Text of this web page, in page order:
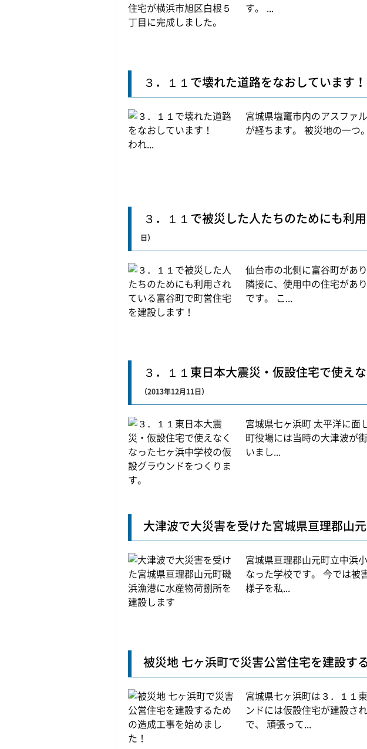
す。 ...
３．１１で壊れた道路をなおしています！
宮城県塩竃市内のアスファ
が経ちます。 被災地の一つ
われ...
３．１１で被災した人たちのためにも利
日）
仙台市の北側に富谷町があ
隣接に、使用中の住宅があ
です。 こ...
３．１１東日本大震災・仮設住宅で使え
（2013年12月11日）
宮城県七ヶ浜町 太平洋に面
町役場には当時の大津波が
いまし...
大津波で大災害を受けた宮城県亘理郡山
宮城県亘理郡山元町立中浜
なった学校です。 今では被
様子を私...
被災地 七ヶ浜町で災害公営住宅を建設す
宮城県七ヶ浜町は３．１１
ンドには仮設住宅が建設さ
で、 頑張って...